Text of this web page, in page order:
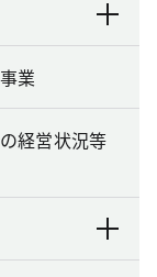
業
経営状況等